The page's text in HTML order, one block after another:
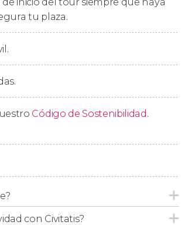
, en la que podréis probar
arándanos
al terminar la excursión.
asegurar que podremos
la aurora boreal
tu plaza.
Código de Sostenibilidad .
con Civitatis?